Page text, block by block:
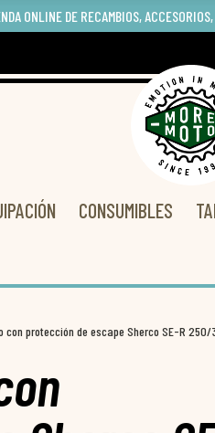
ONLINE DE RECAMBIOS,
CONSUMIBLES
con protección de escape Sherco SE-R